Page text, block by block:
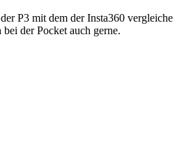
P3 mit dem der Insta360 vergleiche
der Pocket auch gerne.